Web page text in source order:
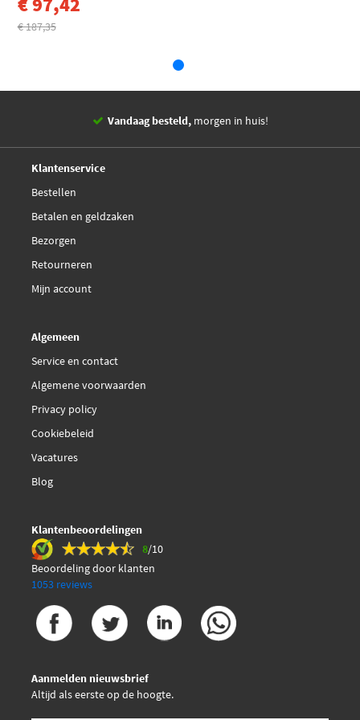
€ 187,35
Vandaag besteld, morgen in huis!
Klantenservice
Bestellen
Betalen en geldzaken
Bezorgen
Retourneren
Mijn account
Algemeen
Service en contact
Algemene voorwaarden
Privacy policy
Cookiebeleid
Vacatures
Blog
Klantenbeoordelingen
8/10
Beoordeling door klanten
1053 reviews
Aanmelden nieuwsbrief
Altijd als eerste op de hoogte.